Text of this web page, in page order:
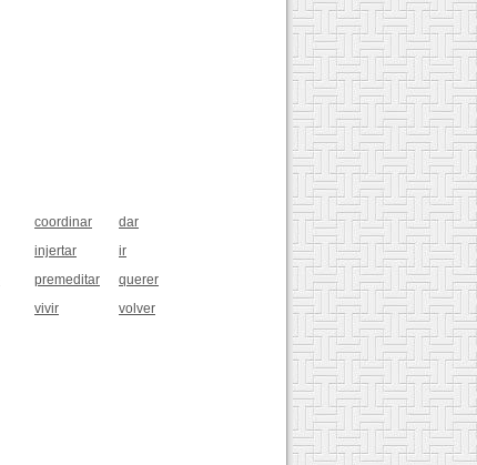
coordinar
dar
injertar
ir
premeditar
querer
vivir volver